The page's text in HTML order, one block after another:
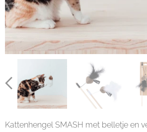
Kattenhengel SMASH met belletje en